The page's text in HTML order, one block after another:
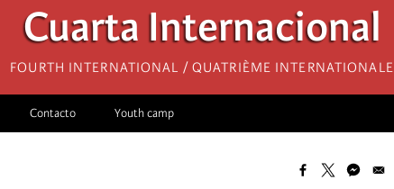
Cuarta Internacional
Fourth International / Quatrième internationale
Contacto Youth camp